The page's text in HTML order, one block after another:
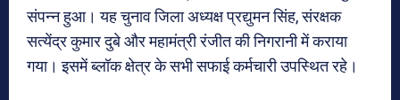
संपन्न हुआ। यह चुनाव जिला अध्यक्ष प्रद्युमन सिंह, संरक्षक
सत्येंद्र कुमार दुबे और महामंत्री रंजीत की निगरानी में कराया
गया। इसमें ब्लॉक क्षेत्र के सभी सफाई कर्मचारी उपस्थित रहे।